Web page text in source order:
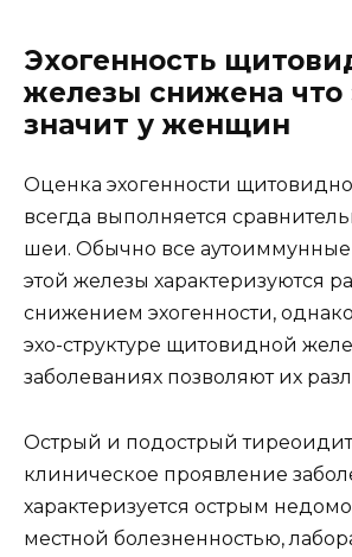
Эхогенность
железы снижена что
значит у женщин
Оценка эхогенности
всегда выполняется
шеи. Обычно все аутоиммунные
этой железы характеризуются
снижением эхогенности,
эхо-структуре щитовидной
заболеваниях позволяют их
Острый и подострый
клиническое проявление
характеризуется острым
местной болезненностью,